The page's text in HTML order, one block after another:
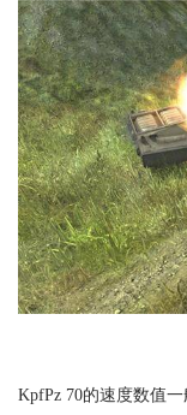
KpfPz 70的速度数值